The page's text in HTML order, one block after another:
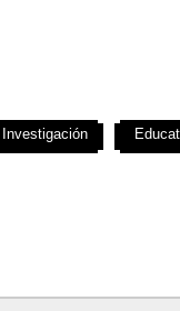
Investigación